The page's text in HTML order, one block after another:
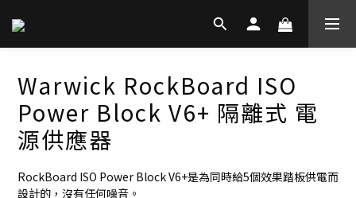
Warwick RockBoard ISO
Power Block V6+ 隔離式 電
源供應器
RockBoard ISO Power Block V6+是為同時給5個效果踏板供電而
設計的，沒有任何噪音。